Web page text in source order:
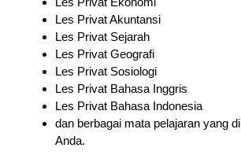
Les Privat Akuntansi
Les Privat Sejarah
Les Privat Geografi
Les Privat Sosiologi
Les Privat Bahasa Inggris
Les Privat Bahasa Indonesia
dan berbagai mata pelajaran yang
Anda.